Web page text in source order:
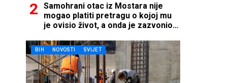
Samohrani otac iz Mostara nije
mogao platiti pretragu o kojoj mu
je ovisio život, a onda je zazvonio
BIH NOVOSTI SVIJET